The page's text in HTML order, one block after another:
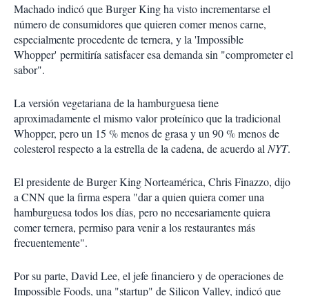
Machado indicó que Burger King ha visto incrementarse el
número de consumidores que quieren comer menos carne,
especialmente procedente de ternera, y la 'Impossible
Whopper' permitiría satisfacer esa demanda sin "comprometer el
sabor".
La versión vegetariana de la hamburguesa tiene
aproximadamente el mismo valor proteínico que la tradicional
Whopper, pero un 15 % menos de grasa y un 90 % menos de
colesterol respecto a la estrella de la cadena, de acuerdo al NYT.
El presidente de Burger King Norteamérica, Chris Finazzo, dijo
a CNN que la firma espera "dar a quien quiera comer una
hamburguesa todos los días, pero no necesariamente quiera
comer ternera, permiso para venir a los restaurantes más
frecuentemente".
Por su parte, David Lee, el jefe financiero y de operaciones de
Impossible Foods, una "startup" de Silicon Valley, indicó que